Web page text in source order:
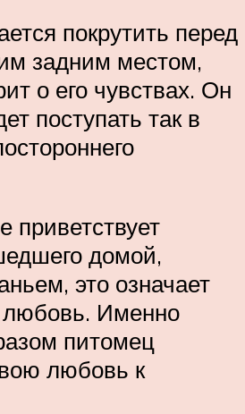
покрутить перед
задним местом,
о его чувствах. Он
поступать так в
приветствует
домой,
это означает
любовь. Именно
питомец
любовь к